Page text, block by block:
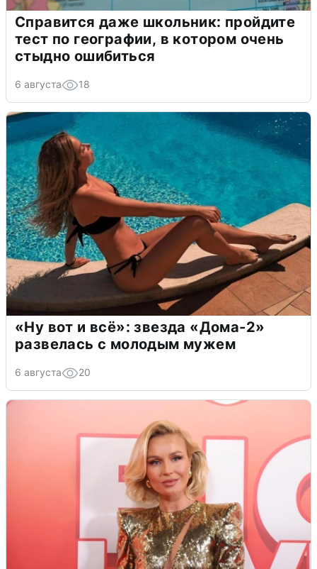
Справится даже школьник: пройдите
тест по географии, в котором очень
стыдно ошибиться
6 августа 18
«Ну вот и всё»: звезда «Дома-2»
развелась с молодым мужем
6 августа 20